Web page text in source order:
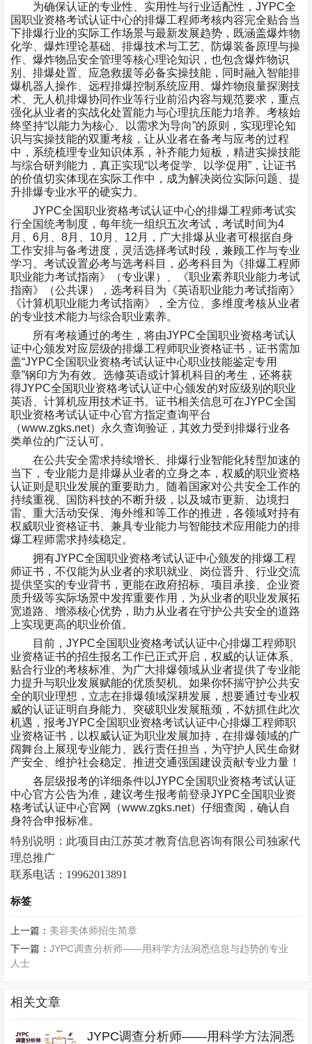
为确保认证的专业性、实用性与行业适配性，JYPC全
国职业资格考试认证中心的排爆工程师考核内容完全贴合当
下排爆行业的实际工作场景与最新发展趋势，既涵盖爆炸物
化学、爆炸理论基础、排爆技术与工艺、防爆装备原理与操
作、爆炸物品安全管理等核心理论知识，也包含爆炸物识
别、排爆处置、应急救援等必备实操技能，同时融入智能排
爆机器人操作、远程排爆控制系统应用、爆炸物痕量探测技
术、无人机排爆协同作业等行业前沿内容与规范要求，重点
强化从业者的实战化处置能力与心理抗压能力培养。考核始
终坚持“以能力为核心、以需求为导向”的原则，实现理论知
识与实操技能的双重考核，让从业者在备考与应考的过程
中，系统梳理专业知识体系，补齐能力短板，精进实操技能
与综合研判能力，真正实现“以考促学、以学促用” ，让证书
的价值切实体现在实际工作中，成为解决岗位实际问题、提
升排爆专业水平的硬实力。
JYPC全国职业资格考试认证中心的排爆工程师考试实
行全国统考制度，每年统一组织五次考试，考试时间为4
月、6月、8月、 10月、 12 月，广大排爆从业者可根据自身
工作安排与备考进度，灵活选择考试时段，兼顾工作与专业
学习。考试设置必考与选考科目，必考科目为《排爆工程师
职业能力考试指南》（专业课）、《职业素养职业能力考试
指南》（公共课），选考科目为《英语职业能力考试指南》
《计算机职业能力考试指南》，全方位、多维度考核从业者
的专业技术能力与综合职业素养。
所有考核通过的考生，将由JYPC全国职业资格考试认
证中心颁发对应层级的排爆工程师职业资格证书，证书需加
盖“JYPC全国职业资格考试认证中心职业技能鉴定专用
章”钢印方为有效。选修英语或计算机科目的考生，还将获
得JYPC全国职业资格考试认证中心颁发的对应级别的职业
英语、计算机应用技术证书。证书相关信息可在JYPC全国
职业资格考试认证中心官方指定查询平台
（www.zgks.net）永久查询验证，其效力受到排爆行业各
类单位的广泛认可。
在公共安全需求持续增长、排爆行业智能化转型加速的
当下，专业能力是排爆从业者的立身之本，权威的职业资格
认证则是职业发展的重要助力。随着国家对公共安全工作的
持续重视、国防科技的不断升级，以及城市更新、边境扫
雷、重大活动安保、海外维和等工作的推进，各领域对持有
权威职业资格证书、兼具专业能力与智能技术应用能力的排
爆工程师需求持续稳定。
拥有JYPC全国职业资格考试认证中心颁发的排爆工程
师证书，不仅能为从业者的求职就业、岗位晋升、行业交流
提供坚实的专业背书，更能在政府招标、项目承接、企业资
质升级等实际场景中发挥重要作用，为从业者的职业发展拓
宽道路、增添核心优势，助力从业者在守护公共安全的道路
上实现更高的职业价值。
目前，JYPC全国职业资格考试认证中心排爆工程师职
业资格证书的招生报名工作已正式开启，权威的认证体系、
贴合行业的考核标准。为广大排爆领域从业者提供了专业能
力提升与职业发展赋能的优质契机。如果你怀揣守护公共安
全的职业理想，立志在排爆领域深耕发展，想要通过专业权
威的认证证明自身能力、突破职业发展瓶颈，不妨抓住此次
机遇，报考JYPC全国职业资格考试认证中心排爆工程师职
业资格证书，以权威认证为职业发展加持，在排爆领域的广
阔舞台上展现专业能力、践行责任担当，为守护人民生命财
产安全、维护社会稳定、推进交通强国建设贡献专业力量！
各层级报考的详细条件以JYPC全国职业资格考试认证
中心官方公告为准，建议考生报考前登录JYPC全国职业资
格考试认证中心官网（www.zgks.net）仔细查阅，确认自
身符合申报标准。
特别说明：此项目由江苏英才教育信息咨询有限公司独家代
理总推广
联系电话： 19962013891
标签
上一篇： 美容美体师招生简章
下一篇：JYPC调查分析师——用科学方法洞悉信息与趋势的专业
人士
相关文章
JYPC调查分析师——用科学方法洞悉